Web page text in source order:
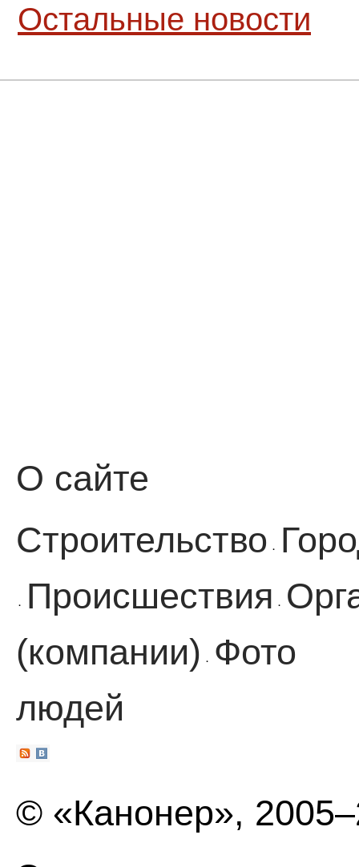
Остальные новости
О сайте
Строительство ·
· Происшествия ·
(компании)
·
Фото
людей
© «Канонер»,